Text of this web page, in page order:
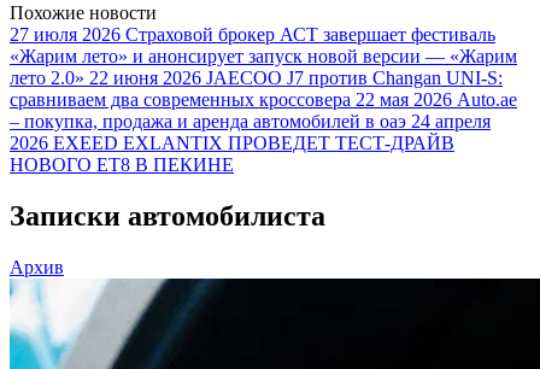
Похожие новости
27 июля 2026 Страховой брокер АСТ завершает фестиваль
«Жарим лето» и анонсирует запуск новой версии — «Жарим
лето 2.0» 22 июня 2026 JAECOO J7 против Changan UNI-S:
сравниваем два современных кроссовера 22 мая 2026 Auto.ae
– покупка, продажа и аренда автомобилей в оаэ 24 апреля
2026 EXEED EXLANTIX ПРОВЕДЕТ ТЕСТ-ДРАЙВ
НОВОГО ET8 В ПЕКИНЕ
Записки автомобилиста
Архив